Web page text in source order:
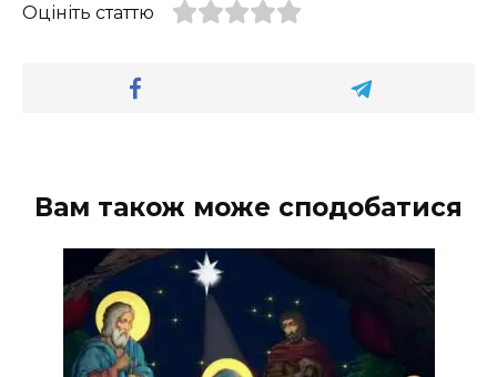
Оцініть статтю
Вам також може сподобатися